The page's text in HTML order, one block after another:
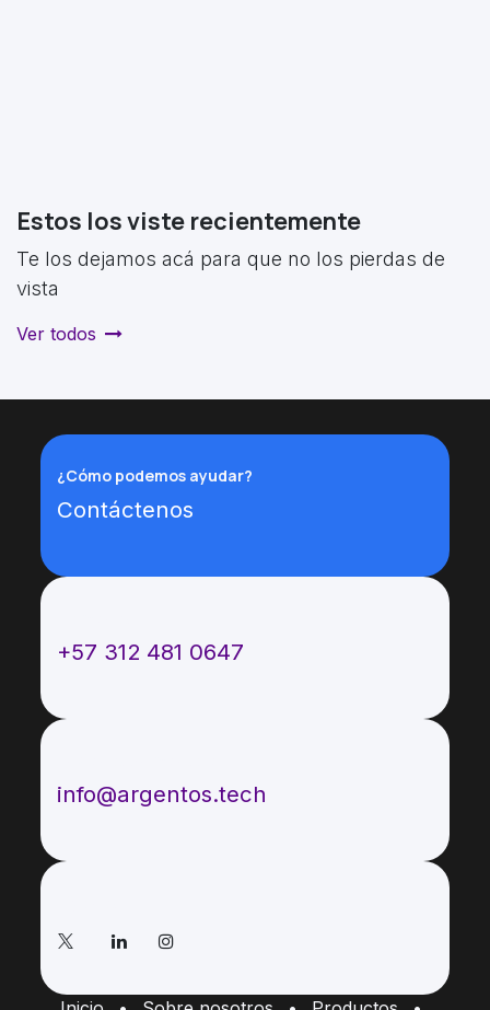
Estos los viste recientemente
Te los dejamos acá para que no los pierdas de
vista
Ver todos
¿Cómo podemos ayudar?
Contáctenos
+57 312 481 0647
info@argentos.tech